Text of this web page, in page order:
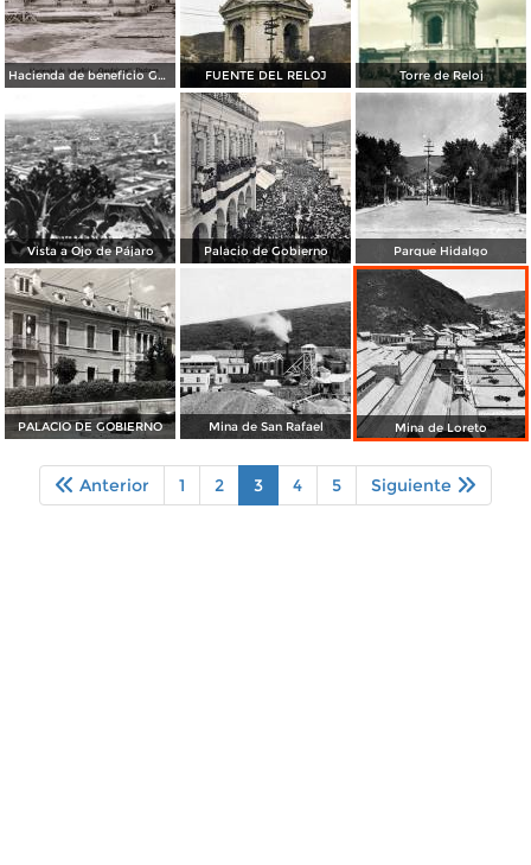
Hacienda de beneficio Guadalupe FUENTE DEL RELOJ Torre de Reloj
Vista a Ojo de Pájaro Palacio de Gobierno Parque Hidalgo
PALACIO DE GOBIERNO Mina de San Rafael Mina de Loreto
Anterior 1 2 3 4 5 Siguiente